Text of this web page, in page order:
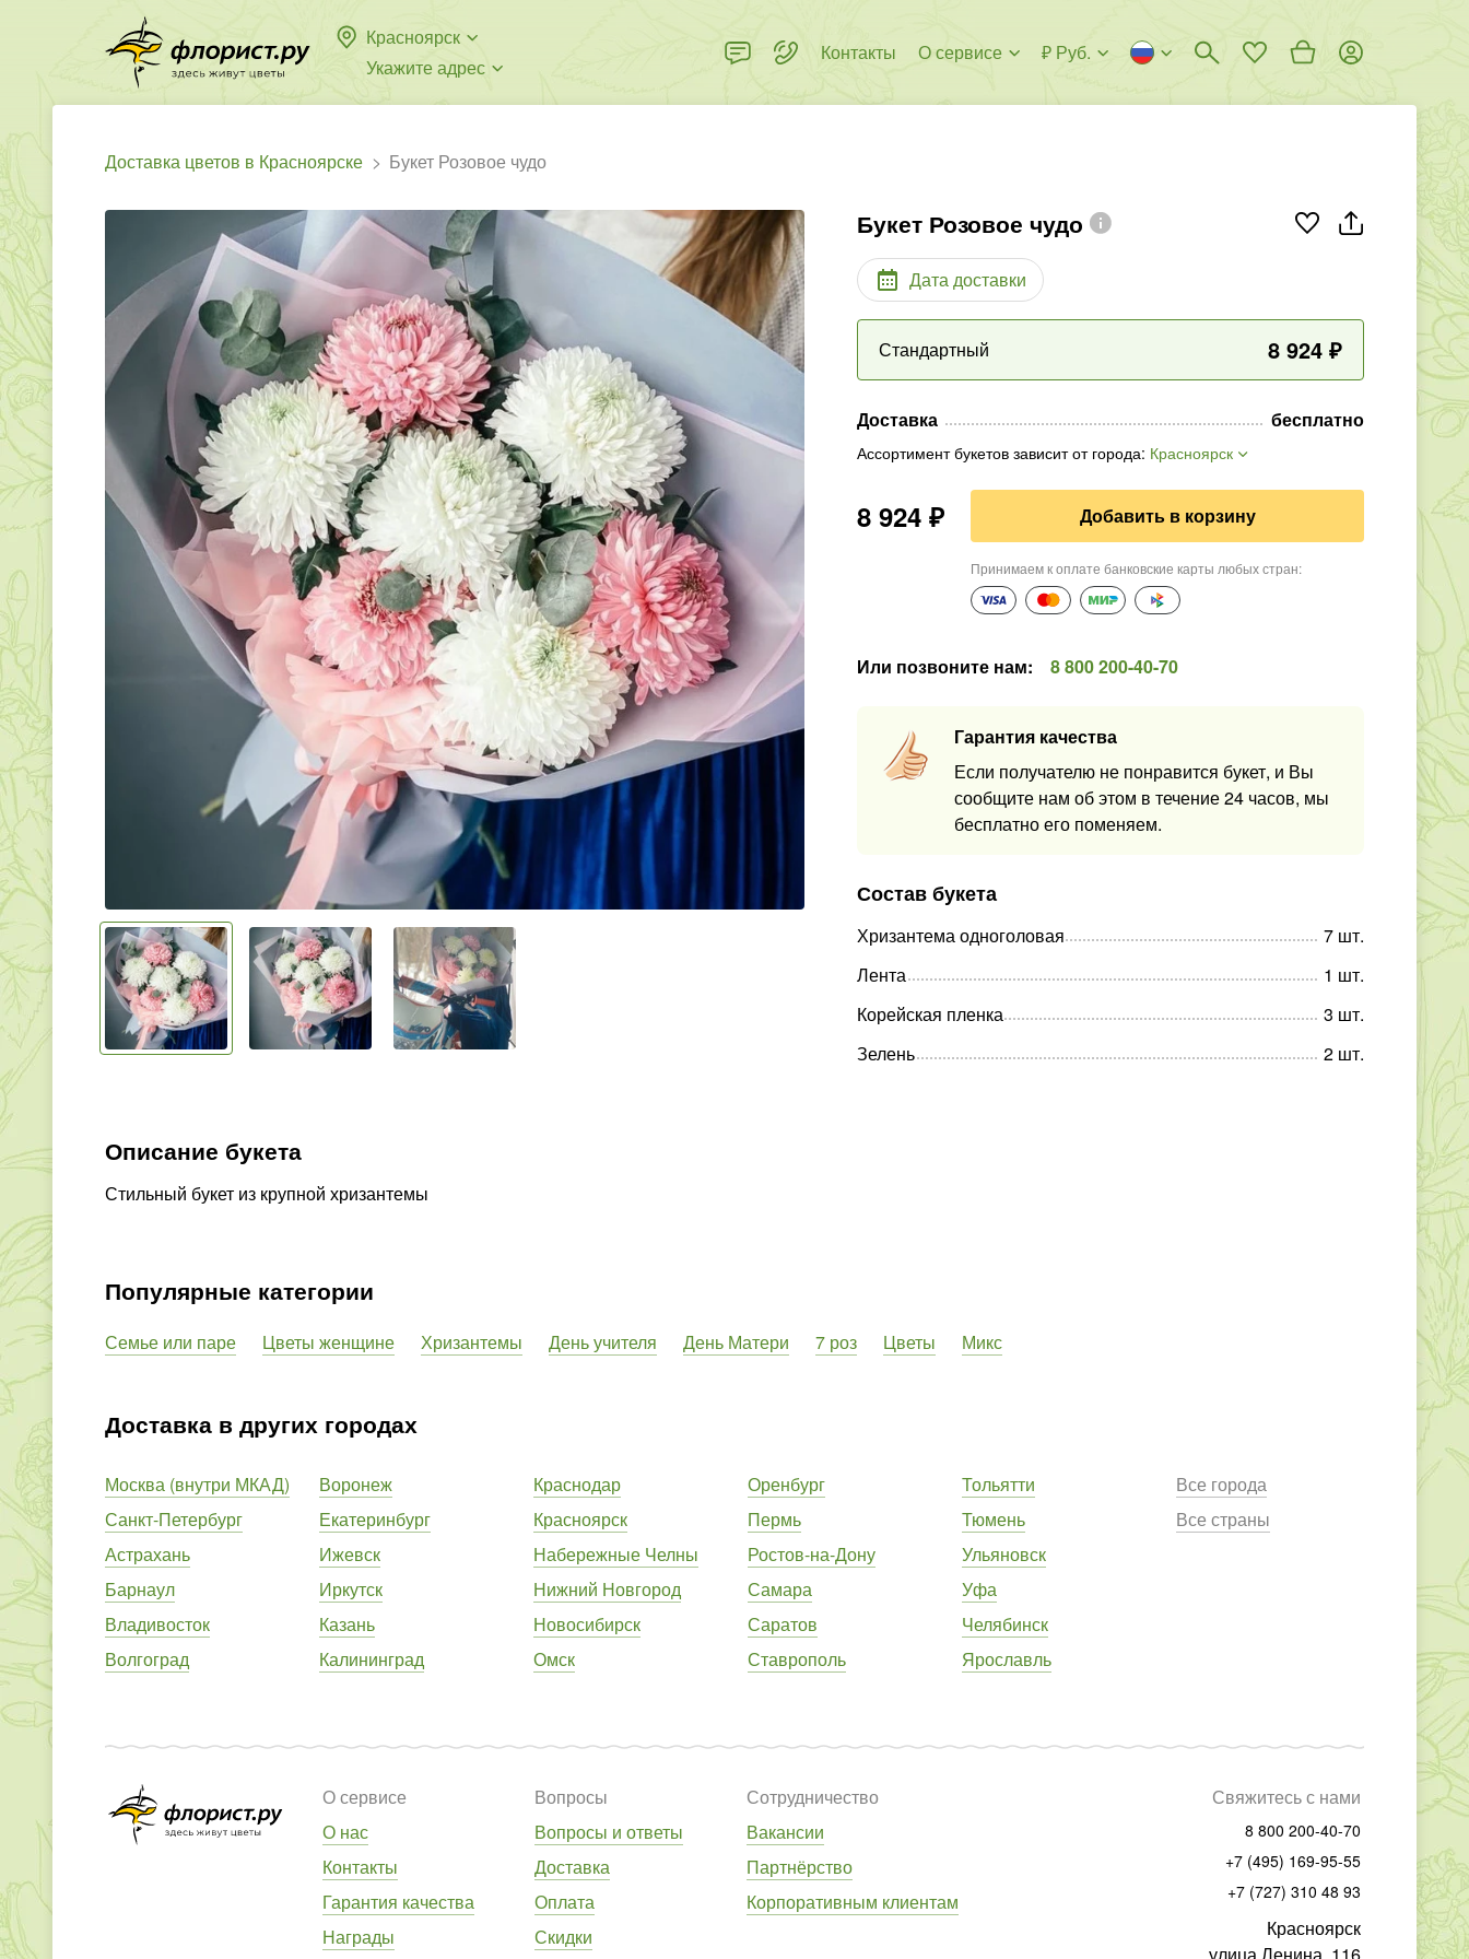
Красноярск
Укажите адрес
Контакты О сервисе ₽ Руб.
Доставка цветов в Красноярске Букет Розовое чудо
Букет Розовое чудо
Дата доставки
Стандартный 8 924 ₽
Доставка бесплатно
Ассортимент букетов зависит от города: Красноярск
8 924 ₽ Добавить в корзину
Принимаем к оплате банковские карты любых стран:
Или позвоните нам: 8 800 200-40-70
Гарантия качества
Если получателю не понравится букет, и Вы
сообщите нам об этом в течение 24 часов, мы
бесплатно его поменяем.
Состав букета
Хризантема одноголовая 7 шт.
Лента
1 шт.
Корейская пленка
3 шт.
Зелень
2 шт.
Описание букета
Стильный букет из крупной хризантемы
Популярные категории
Семье или паре Цветы женщине Хризантемы День учителя День Матери 7 роз Цветы Микс
Доставка в других городах
Москва (внутри МКАД)
Санкт-Петербург
Астрахань
Барнаул
Владивосток
Волгоград
Воронеж
Екатеринбург
Ижевск
Иркутск
Казань
Калининград
Краснодар
Красноярск
Набережные Челны
Нижний Новгород
Новосибирск
Омск
Оренбург
Пермь
Ростов-на-Дону
Самара
Саратов
Ставрополь
Тольятти
Тюмень
Ульяновск
Уфа
Челябинск
Ярославль
Все города
Все страны
О сервисе
О нас
Контакты
Гарантия качества
Награды
Вопросы
Вопросы и ответы
Доставка
Оплата
Скидки
Сотрудничество
Вакансии
Партнёрство
Корпоративным клиентам
Свяжитесь с нами
8 800 200-40-70
+7 (495) 169-95-55
+7 (727) 310 48 93
Красноярск